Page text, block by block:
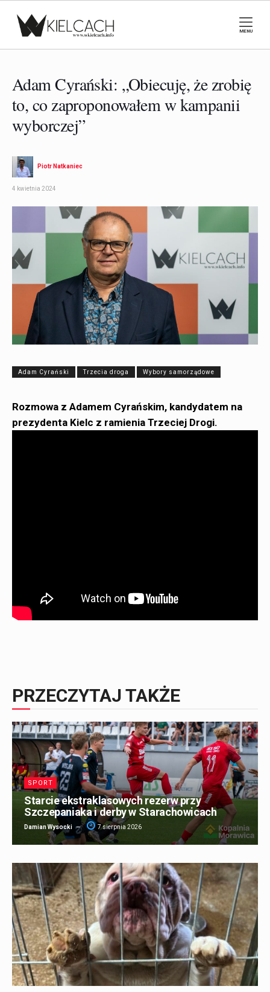
MENU
Adam Cyrański: „Obiecuję, że zrobię
to, co zaproponowałem w kampanii
wyborczej”
Piotr Natkaniec
4 kwietnia 2024
Adam Cyrański Trzecia droga Wybory samorządowe
Rozmowa z Adamem Cyrańskim, kandydatem na
prezydenta Kielc z ramienia Trzeciej Drogi.
PRZECZYTAJ TAKŻE
SPORT
Starcie ekstraklasowych rezerw przy
Szczepaniaka i derby w Starachowicach
Damian Wysocki 7 sierpnia 2026